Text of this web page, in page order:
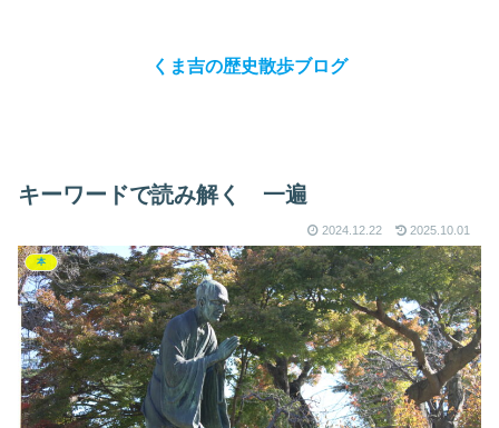
くま吉の歴史散歩ブログ
キーワードで読み解く 一遍
2024.12.22 2025.10.01
本